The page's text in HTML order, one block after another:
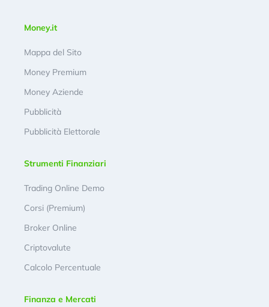
Money.it
Mappa del Sito
Money Premium
Money Aziende
Pubblicità
Pubblicità Elettorale
Strumenti Finanziari
Trading Online Demo
Corsi (Premium)
Broker Online
Criptovalute
Calcolo Percentuale
Finanza e Mercati